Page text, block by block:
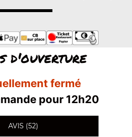
d'ouverture
fermé
pour 12h20
AVIS (52)